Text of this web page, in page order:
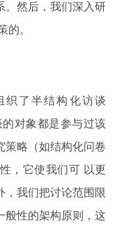
。然后，我们深入研
的。
织了半结构化访谈
的对象都是参与过该
策略（如结构化问卷
，它使我们可 以更
，我们把讨论范围限
般性的架构原则，这